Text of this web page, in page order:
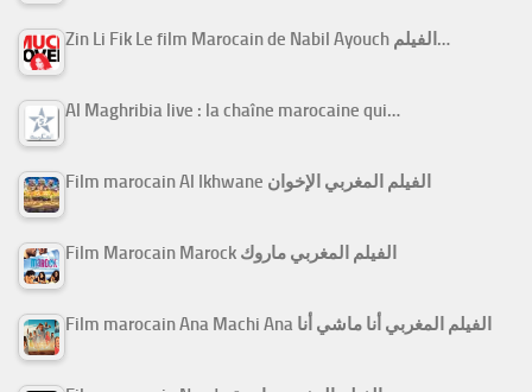
Zin Li Fik Le film Marocain de Nabil Ayouch الفيلم…
Al Maghribia live : la chaîne marocaine qui…
Film marocain Al Ikhwane الفيلم المغربي الإخوان
Film Marocain Marock الفيلم المغربي ماروك
Film marocain Ana Machi Ana الفيلم المغربي أنا ماشي أنا